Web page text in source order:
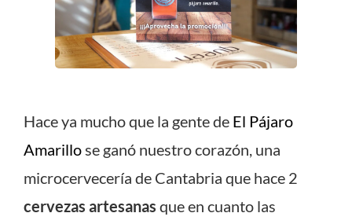
Hace ya mucho que la gente de El Pájaro
Amarillose ganó nuestro corazón, una
microcervecería de Cantabria que hace 2
cervezas artesanas que en cuanto las